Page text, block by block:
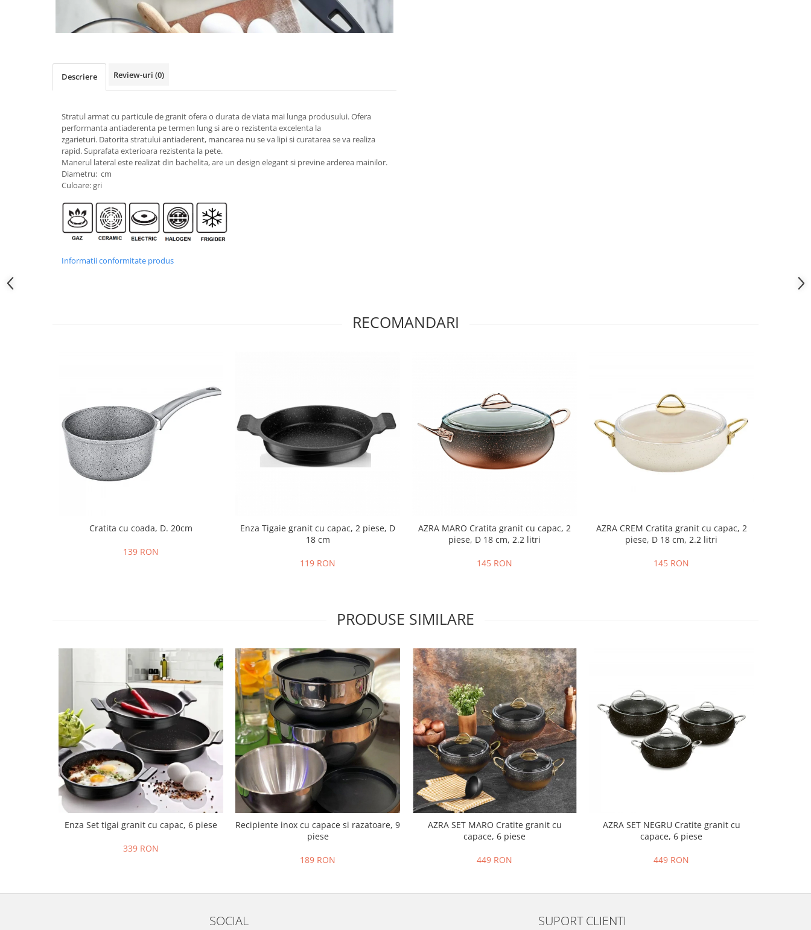
Descriere Review-uri (0)
Stratul armat cu particule de granit ofera o durata de viata mai lunga produsului. Ofera
performanta antiaderenta pe termen lung si are o rezistenta excelenta la
zgarieturi. Datorita stratului antiaderent, mancarea nu se va lipi si curatarea se va realiza
rapid. Suprafata exterioara rezistenta la pete.
Manerul lateral este realizat din bachelita, are un design elegant si previne arderea mainilor.
Diametru: cm
Culoare: gri
Informatii conformitate produs
RECOMANDARI
Cratita cu coada, D. 20cm
139 RON
Enza Tigaie granit cu capac, 2 piese, D
18 cm
119 RON
AZRA MARO Cratita granit cu capac, 2
piese, D 18 cm, 2.2 litri
145 RON
AZRA CREM Cratita granit cu capac, 2
piese, D 18 cm, 2.2 litri
145 RON
PRODUSE SIMILARE
Enza Set tigai granit cu capac, 6 piese
339 RON
Recipiente inox cu capace si razatoare, 9
piese
189 RON
AZRA SET MARO Cratite granit cu
capace, 6 piese
449 RON
AZRA SET NEGRU Cratite granit cu
capace, 6 piese
449 RON
SOCIAL SUPORT CLIENTI